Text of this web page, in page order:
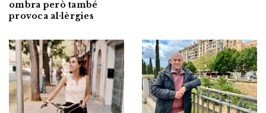
ombra però també
provoca al·lèrgies